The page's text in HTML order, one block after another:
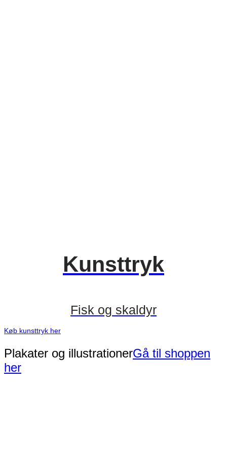
Kunsttryk
Fisk og skaldyr
Køb kunsttryk her
Plakater og illustrationerGå til shoppen
her